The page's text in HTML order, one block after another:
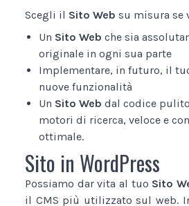
Scegli il Sito Web su misura se
Un Sito Web che sia
originale in ogni sua parte
Implementare, in futuro, il
nuove funzionalità
Un Sito Web dal codice
motori di ricerca, veloce e
ottimale.
Sito in WordPress
Possiamo dar vita al tuo Sito
il CMS più utilizzato sul web.